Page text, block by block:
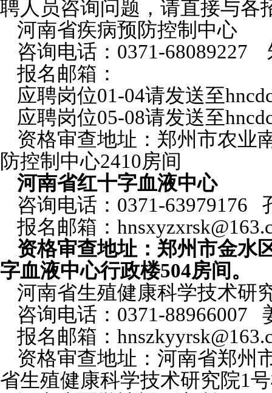
聘人员咨询问题，请直接与各
河南省疾病预防控制中心
咨询电话：0371-68089227
报名邮箱：
应聘岗位01-04请发送至
应聘岗位05-08请发送至
资格审查地址：郑州市农业
防控制中心2410房间
河南省红十字血液中心
咨询电话：0371-63979176
报名邮箱：
资格审查地址：郑州市金水
字血液中心行政楼504房间。
河南省生殖健康科学技术研
咨询电话：0371-88966007
报名邮箱：
资格审查地址：河南省郑州
省生殖健康科学技术研究院1